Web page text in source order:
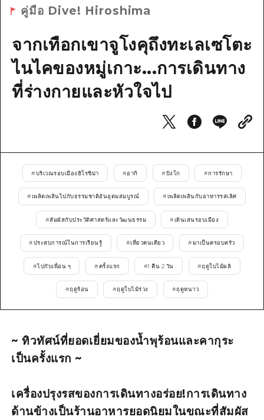
มรดกโลก
ประสบการณ์ / ในการเรียนรู้
มาตรฐาน
ประวัติศาสตร์ / วัฒนธรรม
ยามากุจิตะวันออก
บริเวณรอบๆ มิยาจิมะ
ยามากุจิตะวันออก
จังหวัดเอฮิเมะ
ชิมาเนะ
สรุปการจราจรรอง
ความแออัดของสิ่งอำนวยความสะดวก
ตั๋วเที่ยวคุ้มค่าตั๋วเที่ยวคุ้มค่า
บริการรับฝากและจัดส่งสัมภาระ
ฮิโรชิมะโอโมะเตะนะชิ
ไกด์อาสาสมัครไ
วิดีโอฮิโรชิม่า
คำถามที่พบบ่อย
ดาวน์โหลดรูปภาพ
ข้อมูลการขนส่งระหว่างเกิดภัยพิบัติ
อีเว้นท์
คู่มือ Dive! Hiroshima
จากเทือกเขาจูโงคุถึงทะเลเซโตะ
ไนไคของหมู่เกาะ...การเดินทาง
ที่ร่างกายและหัวใจไป
#บริเวณรอบเมืองฮิโรชิม่า #อากิ #บิงโก #การรักษา
#เพลิดเพลินไปกับธรรมชาติอันอุดมสมบูรณ์ #เพลิดเพลินกับอาหารรสเลิศ
#สัมผัสกับประวัติศาสตร์และวัฒนธรรม #เดินเล่นรอบเมือง
#ประสบการณ์ในการเรียนรู้ #เที่ยวคนเดียว #มาเป็นครอบครัว
#ไปกับเพื่อน ๆ #ครั้งแรก #1 คืน 2 วัน #ฤดูใบไม้ผลิ
#ฤดูร้อน #ฤดูใบไม้ร่วง #ฤดูหนาว
~ ทิวทัศน์ที่ยอดเยี่ยมของน้ำพุร้อนและคากุระ
เป็นครั้งแรก ~
เครื่องปรุงรสของการเดินทางอร่อย!การเดินทาง
ด้านข้างเป็นร้านอาหารยอดนิยมในขณะที่สัมผัส